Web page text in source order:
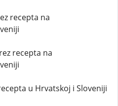
recepta na
recepta na
u Hrvatskoj i Sloveniji